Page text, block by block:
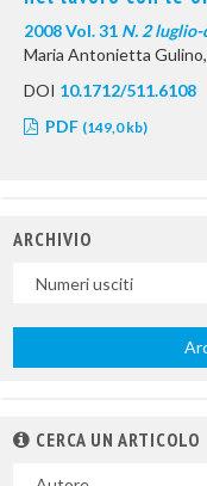
2008 Vol. 31 N. 2
Maria Antonietta
DOI 10.1712/511.6108
PDF (149,0 kb)
ARCHIVIO
CERCA UN ARTICOLO